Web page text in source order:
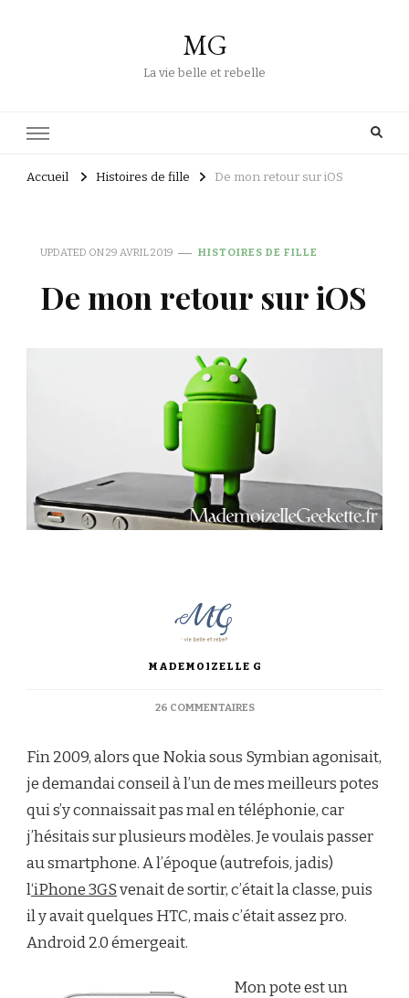
MG
La vie belle et rebelle
Accueil Histoires de fille De mon retour sur iOS
UPDATED ON29 AVRIL 2019 HISTOIRES DE FILLE
De mon retour sur iOS
MADEMOIZELLE G
26 COMMENTAIRESSUR
RETOUR
Fin 2009, alors que Nokia sous Symbian agonisait,
je demandai conseil à l’un de mes meilleurs potes
qui s’y connaissait pas mal en téléphonie, car
j’hésitais sur plusieurs modèles. Je voulais passer
au smartphone. A l’époque (autrefois, jadis)
l‘iPhone 3GSvenait de sortir, c’était la classe, puis
il y avait quelques HTC, mais c’était assez pro.
Android 2.0 émergeait.
Mon pote est un